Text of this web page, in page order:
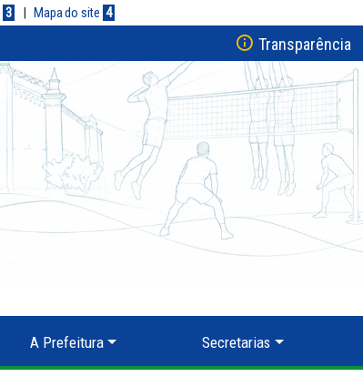
3 | Mapa do site 4
Transparência
A Prefeitura Secretarias